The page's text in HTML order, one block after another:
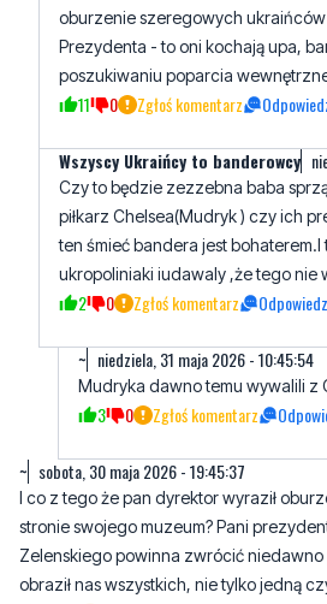
oburzenie szeregowych
Prezydenta - to oni kochają upa,
poszukiwaniu poparcia
11 0 Zgłoś komentarz
Wszyscy Ukraińcy to banderowcy
Czy to będzie zezzebna baba
piłkarz Chelsea(Mudryk ) czy ich
ten śmieć bandera jest
ukropoliniaki iudawaly ,że tego nie
2 0 Zgłoś komentarz
~ niedziela, 31 maja 2026 - 10:45:54
Mudryka dawno temu wywalili z
3 0 Zgłoś komentarz
~ sobota, 30 maja 2026 - 19:45:37
I co z tego że pan dyrektor wyraził
stronie swojego muzeum? Pani
Zelenskiego powinna zwrócić
obraził nas wszystkich, nie tylko jedną